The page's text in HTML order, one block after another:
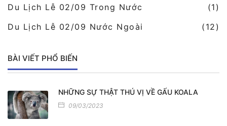
Du Lịch Lễ 02/09 Trong Nước
(1)
Du Lịch Lễ 02/09 Nước Ngoài
(12)
BÀI VIẾT PHỔ BIẾN
NHỮNG SỰ THẬT THÚ VỊ VỀ GẤU KOALA
09/03/2023